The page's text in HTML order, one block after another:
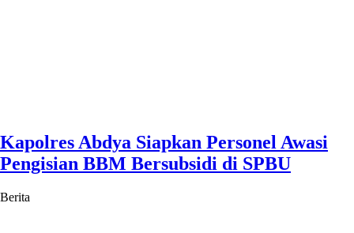
Kapolres Abdya Siapkan Personel Awasi
Pengisian BBM Bersubsidi di SPBU
Berita